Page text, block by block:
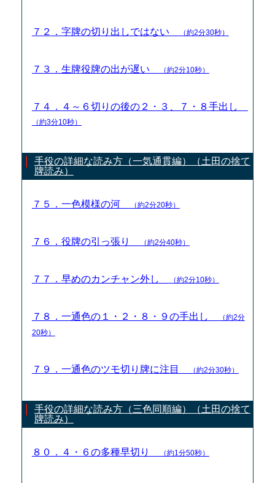
７２．字牌の切り出しではない （約2分30秒）
７３．生牌役牌の出が遅い （約2分10秒）
７４．４～６切りの後の２・３、７・８手出し
（約3分10秒）
手役の詳細な読み方（一気通貫編）（土田の捨て
牌読み）
７５．一色模様の河 （約2分20秒）
７６．役牌の引っ張り （約2分40秒）
７７．早めのカンチャン外し （約2分10秒）
７８．一通色の１・２・８・９の手出し
（約2分
20秒）
７９．一通色のツモ切り牌に注目 （約2分30秒）
手役の詳細な読み方（三色同順編）（土田の捨て
牌読み）
８０．４・６の多種早切り （約1分50秒）